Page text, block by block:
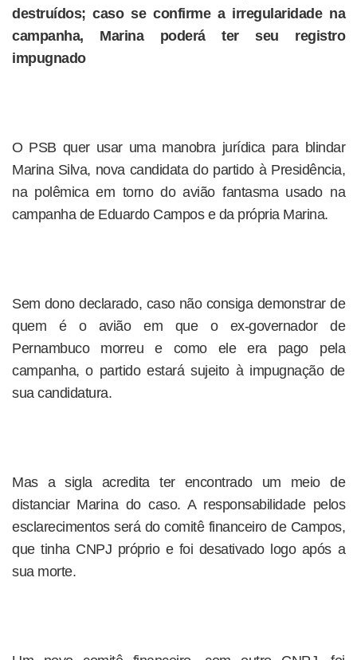
destruídos; caso se confirme a irregularidade na
campanha, Marina poderá ter seu registro
impugnado
O PSB quer usar uma manobra jurídica para blindar
Marina Silva, nova candidata do partido à Presidência,
na polêmica em torno do avião fantasma usado na
campanha de Eduardo Campos e da própria Marina.
Sem dono declarado, caso não consiga demonstrar de
quem é o avião em que o ex-governador de
Pernambuco morreu e como ele era pago pela
campanha, o partido estará sujeito à impugnação de
sua candidatura.
Mas a sigla acredita ter encontrado um meio de
distanciar Marina do caso. A responsabilidade pelos
esclarecimentos será do comitê financeiro de Campos,
que tinha CNPJ próprio e foi desativado logo após a
sua morte.